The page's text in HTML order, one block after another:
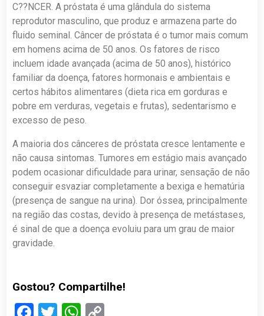
C??NCER. A próstata é uma glândula do sistema
reprodutor masculino, que produz e armazena parte do
fluido seminal. Câncer de próstata é o tumor mais comum
em homens acima de 50 anos. Os fatores de risco
incluem idade avançada (acima de 50 anos), histórico
familiar da doença, fatores hormonais e ambientais e
certos hábitos alimentares (dieta rica em gorduras e
pobre em verduras, vegetais e frutas), sedentarismo e
excesso de peso.
A maioria dos cânceres de próstata cresce lentamente e
não causa sintomas. Tumores em estágio mais avançado
podem ocasionar dificuldade para urinar, sensação de não
conseguir esvaziar completamente a bexiga e hematúria
(presença de sangue na urina). Dor óssea, principalmente
na região das costas, devido à presença de metástases,
é sinal de que a doença evoluiu para um grau de maior
gravidade.
Gostou? Compartilhe!